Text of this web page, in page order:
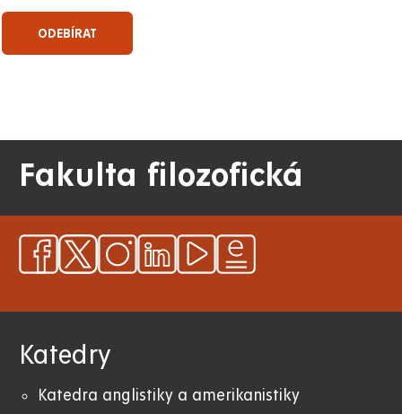
Fakulta filozofická
Katedry
Katedra anglistiky a amerikanistiky